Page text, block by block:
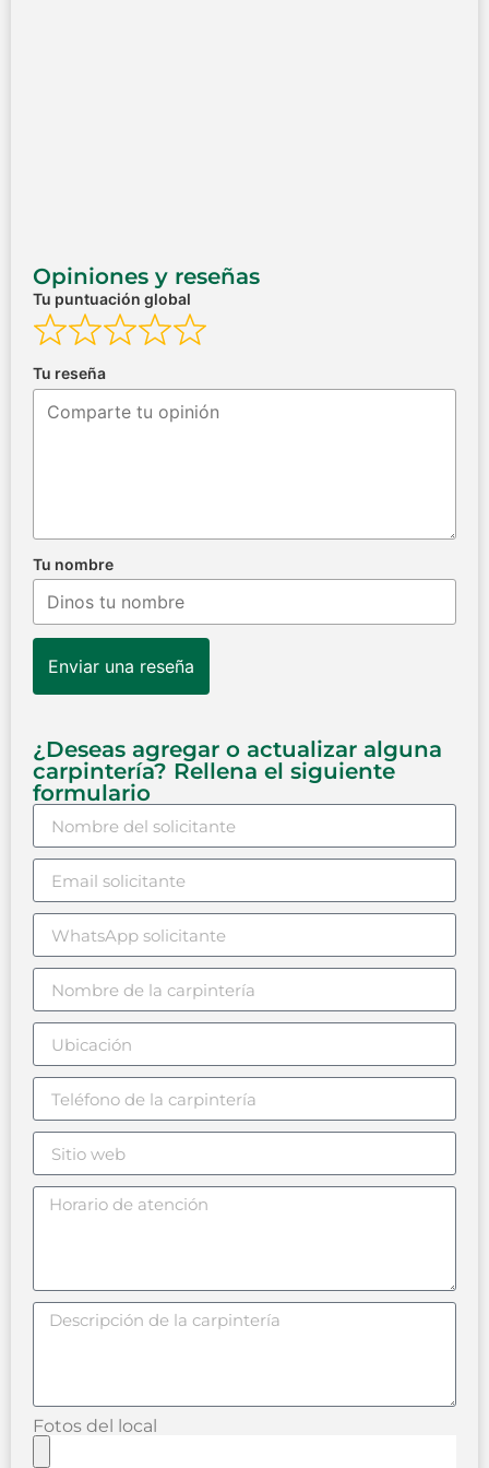
Opiniones y reseñas
Tu puntuación global
Tu reseña
Tu nombre
Enviar una reseña
¿Deseas agregar o actualizar alguna
carpintería? Rellena el siguiente
formulario
Fotos del local